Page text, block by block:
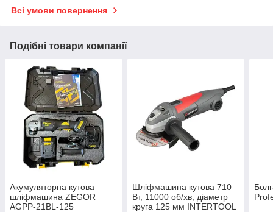
Всі умови повернення
Подібні товари компанії
Акумуляторна кутова
шліфмашина ZEGOR
AGPP-21BL-125
Шліфмашина кутова 710
Вт, 11000 об/хв, діаметр
круга 125 мм INTERTOOL